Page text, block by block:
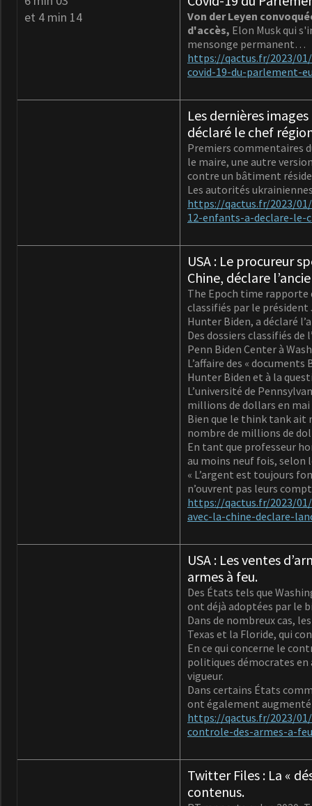
et 4 min 14
Von der Leyen
d'accès, Elon Musk qui
mensonge permanent…
https://qactus.fr/2023/
covid-19-du-parlement-
Les dernières
déclaré le chef
Premiers commentaires
le maire, une autre
contre un bâtiment
Les autorités
https://qactus.fr/2023/
12-enfants-a-declare-
USA : Le procureur
Chine, déclare
The Epoch time rapporte
classifiés par le président
Hunter Biden, a déclaré
Des dossiers classifiés
Penn Biden Center à
L’affaire des «
Hunter Biden et à la
L’université de
millions de dollars en mai
Bien que le think tank ait
nombre de millions de
En tant que professeur
au moins neuf fois, selon
« L’argent est toujours
n’ouvrent pas leurs
https://qactus.fr/2023/
avec-la-chine-declare-
USA : Les ventes
armes à feu.
Des États tels que
ont déjà adoptées par le
Dans de nombreux cas,
Texas et la Floride, qui
En ce qui concerne le
politiques démocrates
vigueur.
Dans certains États
ont également
https://qactus.fr/2023/
controle-des-armes-a-
Twitter Files : La «
contenus.